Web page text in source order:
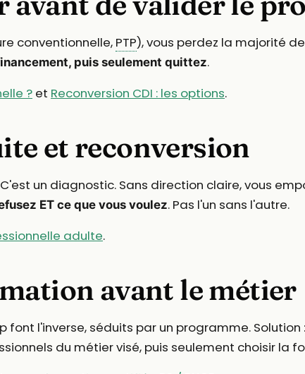
conventionnelle, PTP), vous perdez la majorité
puis seulement quittez.
? et Reconversion CDI : les options.
et reconversion
un diagnostic. Sans direction claire, vous
ET ce que vous voulez. Pas l'un sans l'autre.
adulte.
avant le métier
font l'inverse, séduits par un programme. Solution
du métier visé, puis seulement choisir la